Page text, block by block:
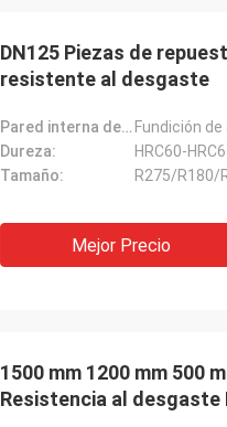
DN125 Piezas de
resistente al desgaste
Pared interna del codo: Fundición
Dureza:
HRC60-
Tamaño:
R275/R180/
Mejor Precio
1500 mm 1200 mm 500
Resistencia al desgaste